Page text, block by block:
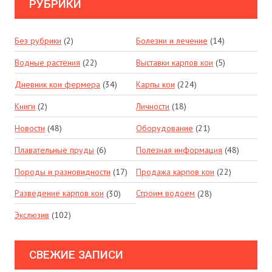
РУБРИКИ
Без рубрики (2) Болезни и лечение (14)
Водные растения (22) Выставки карпов кои (5)
Дневник кои фермера (34) Карпы кои (224)
Книги (2) Личности (18)
Новости (48) Оборудование (21)
Плавательные пруды (6) Полезная информация (48)
Породы и разновидности (17) Продажа карпов кои (22)
Разведение карпов кои (30) Строим водоем (28)
Экслюзив (102)
СВЕЖИЕ ЗАПИСИ